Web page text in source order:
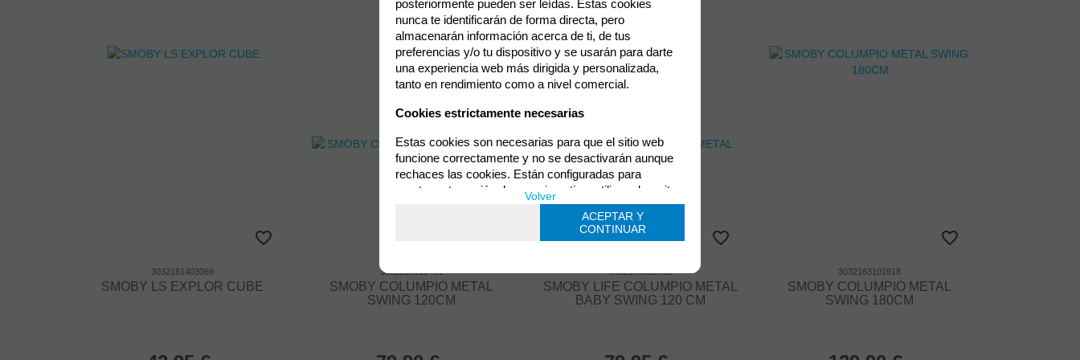
3032161403069
SMOBY LS EXPLOR CUBE
3032163100461
SMOBY COLUMPIO METAL
SWING 120CM
3032168303065
SMOBY LIFE COLUMPIO METAL
BABY SWING 120 CM
3032163101918
SMOBY COLUMPIO METAL
SWING 180CM
terceros que analizan cómo se usan nuestros servicios
para mejorar la experiencia de usuario, divulgar ofertas
comerciales personalizadas o realizar análisis de tus
hábitos de navegación. Pulsa el botón para aceptarlas o
“Elegir / Bloquear” para configurar y poder bloquearlas.
Puedes revisar toda la información y retirar tu
consentimiento en cualquier momento desde nuestra
Política de cookies
ACEPTAR Y
CONTINUAR
posteriormente pueden ser leídas. Estas cookies
nunca te identificarán de forma directa, pero
almacenarán información acerca de ti, de tus
preferencias y/o tu dispositivo y se usarán para darte
una experiencia web más dirigida y personalizada,
tanto en rendimiento como a nivel comercial.
Cookies estrictamente necesarias
Estas cookies son necesarias para que el sitio web
funcione correctamente y no se desactivarán aunque
rechaces las cookies. Están configuradas para
mantener tu sesión de usuario activa, utilizar el carrito
de compra, rellenar formularios. Estas cookies no
guardan información personal sensible.
Son colocadas por nuestros socios o por nosotros con
fines publicitarios. Gracias a ellas, se puede crear un
Volver
ACEPTAR Y
CONTINUAR